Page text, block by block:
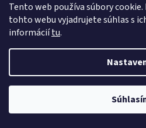
Tento web používa súbory
tohto webu vyjadrujete súhlas s
informáciítu.
2 + 1 ZADARMO na umelé kvety a
Vytvoril
Home Gallery.